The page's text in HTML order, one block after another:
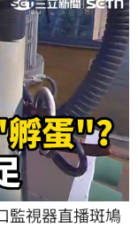
監視器直播斑鳩